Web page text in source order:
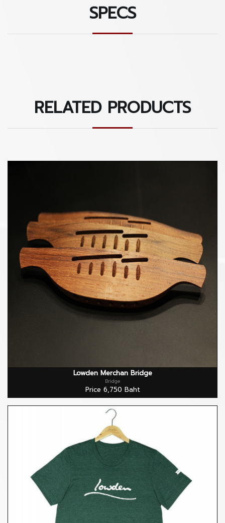
SPECS
RELATED PRODUCTS
Lowden Merchan Bridge
Bridge
Price 6,750 Baht